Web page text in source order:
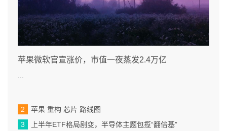
苹果微软官宣涨价，市值一夜蒸发2.4万亿
苹果 重构 芯片 路线图
上半年ETF格局剧变，半导体主题包揽“翻倍基”